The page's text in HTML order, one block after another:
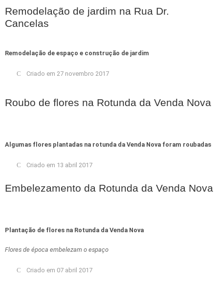
Remodelação de jardim na Rua Dr.
Cancelas
Remodelação de espaço e construção de jardim
Criado em 27 novembro 2017
Roubo de flores na Rotunda da Venda Nova
Algumas flores plantadas na rotunda da Venda Nova foram roubadas
Criado em 13 abril 2017
Embelezamento da Rotunda da Venda Nova
Plantação de flores na Rotunda da Venda Nova
Flores de época embelezam o espaço
Criado em 07 abril 2017